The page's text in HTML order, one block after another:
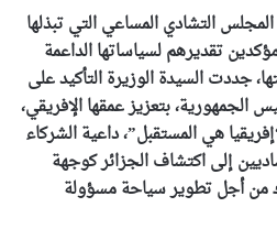
التشادي المساعي التي تبذلها
مؤكدين تقديرهم لسياساتها الداعمة
جددت السيدة الوزيرة التأكيد على
الجمهورية، بتعزيز عمقها الإفريقي،
هي المستقبل”، داعية الشركاء
إلى اكتشاف الجزائر كوجهة
من أجل تطوير سياحة مسؤولة